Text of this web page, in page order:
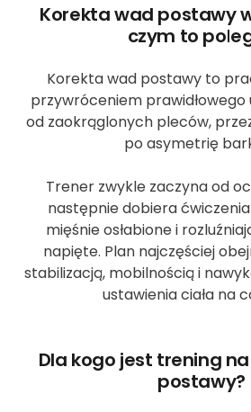
Korekta wad postawy
czym to
Korekta wad postawy to
przywróceniem prawidłowego
od zaokrąglonych pleców,
po asymetrię
Trener zwykle zaczyna od
następnie dobiera
mięśnie osłabione i
napięte. Plan najczęściej
stabilizacją, mobilnością i
ustawienia ciała na
Dla kogo jest trening
postawy?